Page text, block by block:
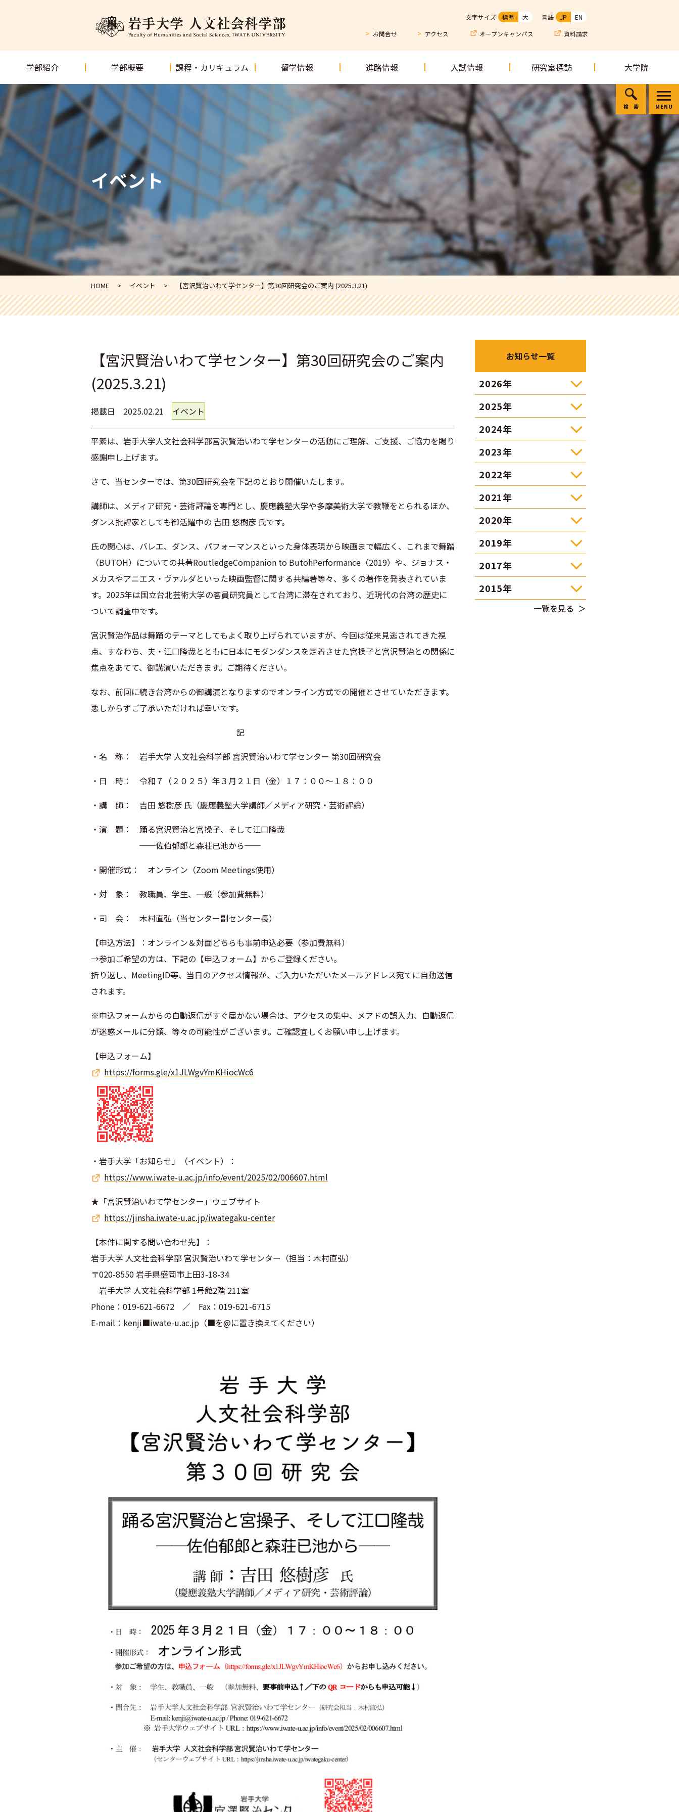
文字サイズ 標準 大 言語 JP
EN
お問合せ
アクセス オープンキャンパス 資料請求
学部紹介 学部概要 課程・カリキュラム 留学情報 進路情報 入試情報 研究室探訪 大学院
検索 MENU
イベント
HOME イベント 【宮沢賢治いわて学センター】第30回研究会のご案内 (2025.3.21)
【宮沢賢治いわて学センター】第30回研究会のご案内
(2025.3.21)
掲載日 2025.02.21 イベント
平素は、岩手大学人文社会科学部宮沢賢治いわて学センターの活動にご理解、ご支援、ご協力を賜り
感謝申し上げます。
さて、当センターでは、第30回研究会を下記のとおり開催いたし ます。
講師は、メディア研究・芸術評論を専門とし、慶應義塾大学や多摩美術大学で教鞭をとられるほか、
ダンス批評家としても御活躍中の 吉田 悠樹彦 氏です。
氏の関心は、バレエ、ダンス、パフォーマンスといった身体表現から映画まで幅広く、これまで舞踏
（BUTOH） についての共著RoutledgeCompanion to ButohPerformance（2019）や、ジョナス・
メカスやアニエス・ヴァルダといった映画監督に関する共編著等々、多くの著作を発表されていま
す。2025年は国立台北芸術大学の客員研究員 として台湾に滞在されており、 近現代の台湾の歴史に
ついて調査中です。
宮沢賢治作品は舞踊のテーマとしてもよく取り上げられていますが、今回は従来見逃されてきた視
点、すなわち、夫・江口隆哉とともに日本にモダンダンスを定着させた宮操子と宮沢賢治との関係に
焦点をあてて、御講演いただきます。ご期待ください。
なお、前回に続き台湾からの御講演となりますのでオンライン方式での開催とさせていただきます。
悪しからずご了承いただければ幸いです。
記
・名 称： 岩手大学 人文社会科学部 宮沢賢治いわて学センター 第30回研究会
・日 時： 令和７（２０２５）年３月２１日（金）１７：００～１８：００
・講 師： 吉田 悠樹彦 氏（慶應義塾大学講師／メディア研究・芸術評論）
・演 題： 踊る宮沢賢治と宮操子、そして江口隆哉
──佐伯郁郎と森荘已池から──
・開催形式： オンライン（Zoom Meetings使用）
・対 象： 教職員、学生、一般（参加費無料）
・司 会： 木村直弘（当センター副センター長）
【申込方法】：オンライン＆対面どちらも事前申込必要（参加費無料）
→参加ご希望の方は、下記の【申込フォーム】からご登録ください。
折り返し、MeetingID等、当日のアクセス情報が、ご入力いただいたメールアドレス宛てに自動送信
されます。
※申込フォームからの自動返信がすぐ届かない場合は、アクセスの集中、メアドの誤入力、自動返信
が迷惑メールに分類、等々の可能性がございます。ご確認宜しくお願い申し上げます。
【申込フォーム】
https://forms.gle/x1JLWgvYmKHiocWc6
・岩手大学「お知らせ」（イベント）：
https://www.iwate-u.ac.jp/info/event/2025/02/006607.html
★「宮沢賢治いわて学センター」ウェブサイト
https://jinsha.iwate-u.ac.jp/iwategaku-center
【本件に関する問い合わせ先】：
岩手大学 人文社会科学部 宮沢賢治いわて学センター（担当：木村直弘）
〒020-8550 岩手県盛岡市上田3-18-34
岩手大学 人文社会科学部 1号館2階 211室
Phone：019-621-6672 ／ Fax：019-621-6715
E-mail：kenji■iwate-u.ac.jp（■を@に置き換えてください）
お知らせ一覧
2026年
2025年
2024年
2023年
2022年
2021年
2020年
2019年
2017年
2015年
一覧を見る